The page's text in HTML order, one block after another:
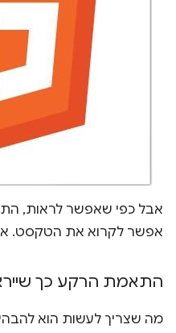
אבל כפי שאפשר לראות,
אפשר לקרוא את הטקסט.
התאמת הרקע כך
מה שצריך לעשות הוא